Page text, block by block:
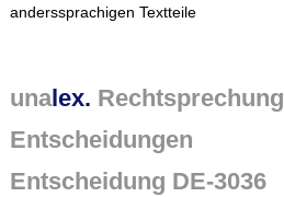
Normtexte
Rechtsprechung
anderssprachigen Textteile
unalex. Rechtsprechung
Entscheidungen
Entscheidung DE-3036